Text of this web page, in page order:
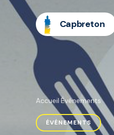
Capbreton
Accueil·Événements
ÉVÉNEMENTS